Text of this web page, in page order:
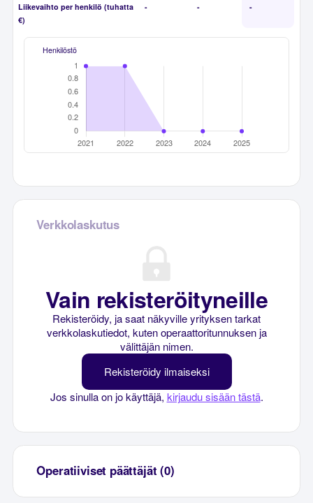
Liikevaihto per henkilö (tuhatta
€)
- - -
Henkilöstö
Verkkolaskutus
Vain rekisteröityneille
Rekisteröidy, ja saat näkyville yrityksen tarkat
verkkolaskutiedot, kuten operaattoritunnuksen ja
välittäjän nimen.
Rekisteröidy ilmaiseksi
Jos sinulla on jo käyttäjä, kirjaudu sisään tästä.
Operatiiviset päättäjät (0)